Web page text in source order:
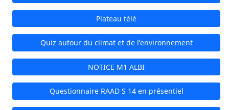
Plateau télé
Quiz autour du climat et de l’environnement
NOTICE M1 ALBI
Questionnaire RAAD S 14 en présentiel